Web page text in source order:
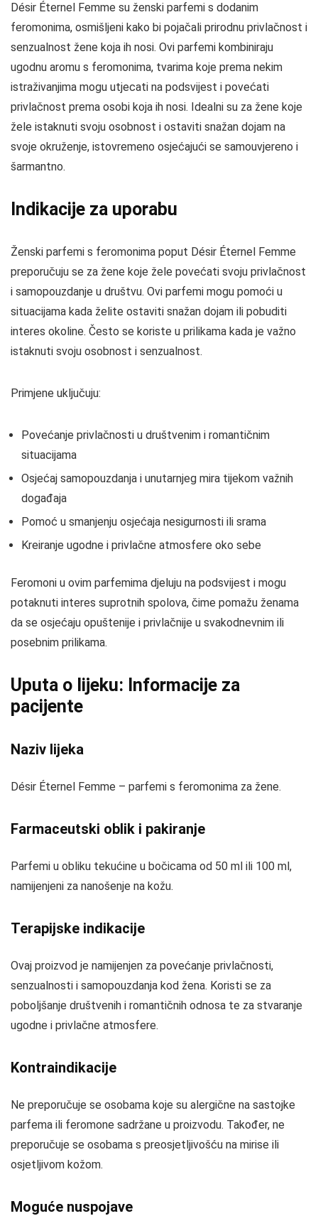
Désir Éternel Femme su ženski parfemi s dodanim
feromonima, osmišljeni kako bi pojačali prirodnu privlačnost i
senzualnost žene koja ih nosi. Ovi parfemi kombiniraju
ugodnu aromu s feromonima, tvarima koje prema nekim
istraživanjima mogu utjecati na podsvijest i povećati
privlačnost prema osobi koja ih nosi. Idealni su za žene koje
žele istaknuti svoju osobnost i ostaviti snažan dojam na
svoje okruženje, istovremeno osjećajući se samouvjereno i
šarmantno.
Indikacije za uporabu
Ženski parfemi s feromonima poput Désir Éternel Femme
preporučuju se za žene koje žele povećati svoju privlačnost
i samopouzdanje u društvu. Ovi parfemi mogu pomoći u
situacijama kada želite ostaviti snažan dojam ili pobuditi
interes okoline. Često se koriste u prilikama kada je važno
istaknuti svoju osobnost i senzualnost.
Primjene uključuju:
Povećanje privlačnosti u društvenim i romantičnim
situacijama
Osjećaj samopouzdanja i unutarnjeg mira tijekom važnih
događaja
Pomoć u smanjenju osjećaja nesigurnosti ili srama
Kreiranje ugodne i privlačne atmosfere oko sebe
Feromoni u ovim parfemima djeluju na podsvijest i mogu
potaknuti interes suprotnih spolova, čime pomažu ženama
da se osjećaju opuštenije i privlačnije u svakodnevnim ili
posebnim prilikama.
Uputa o lijeku: Informacije za
pacijente
Naziv lijeka
Désir Éternel Femme – parfemi s feromonima za žene.
Farmaceutski oblik i pakiranje
Parfemi u obliku tekućine u bočicama od 50 ml ili 100 ml,
namijenjeni za nanošenje na kožu.
Terapijske indikacije
Ovaj proizvod je namijenjen za povećanje privlačnosti,
senzualnosti i samopouzdanja kod žena. Koristi se za
poboljšanje društvenih i romantičnih odnosa te za stvaranje
ugodne i privlačne atmosfere.
Kontraindikacije
Ne preporučuje se osobama koje su alergične na sastojke
parfema ili feromone sadržane u proizvodu. Također, ne
preporučuje se osobama s preosjetljivošću na mirise ili
osjetljivom kožom.
Moguće nuspojave